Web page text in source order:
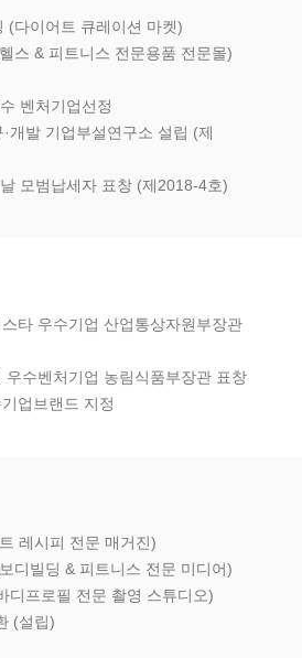
(다이어트 큐레이션 마켓)
스 & 피트니스 전문용품 전문몰)
벤처기업선정
개발 기업부설연구소 설립 (제
모범납세자 표창 (제2018-4호)
타 우수기업 산업통상자원부장관
우수벤처기업 농림식품부장관 표창
업브랜드 지정
레시피 전문 매거진)
디빌딩 & 피트니스 전문 미디어)
디프로필 전문 촬영 스튜디오)
(설립)